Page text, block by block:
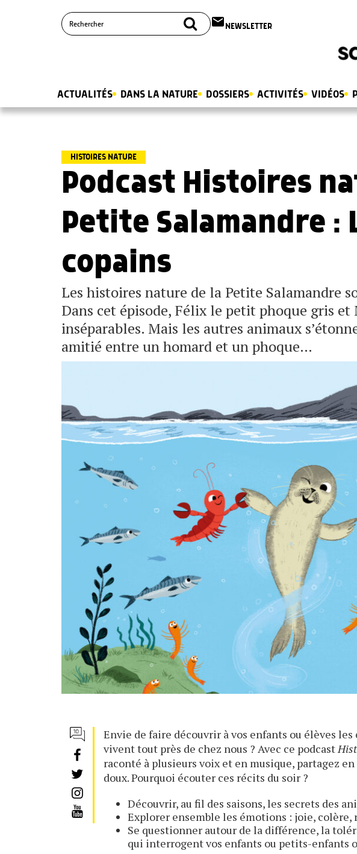
email NEWSLETTER
ACTUALITÉS DANS LA NATURE DOSSIERS ACTIVITÉS VIDÉOS
HISTOIRES NATURE
Podcast Histoires
Petite Salamandre :
copains
Les histoires nature de la Petite Salamandre
Dans cet épisode, Félix le petit phoque gris
inséparables. Mais les autres animaux
amitié entre un homard et un phoque…
Envie de faire découvrir à vos enfants ou élèves
vivent tout près de chez nous ? Avec ce podcast
raconté à plusieurs voix et en musique, partagez
doux. Pourquoi écouter ces récits du soir ?
Découvrir, au fil des saisons, les secrets des
Explorer ensemble les émotions : joie,
Se questionner autour de la différence, la
qui interrogent vos enfants ou petits-enfants